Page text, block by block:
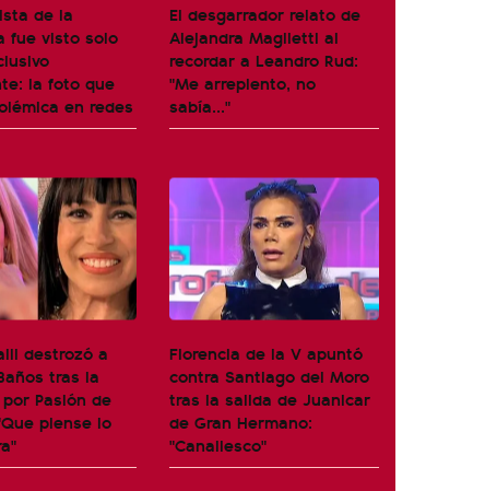
de la
fue visto solo
la foto que
en redes
El desgarrador relato de
Alejandra Maglietti al
recordar a Leandro Rud:
"Me arrepiento, no
sabía..."
destrozó a
tras la
Pasión de
piense lo
Florencia de la V apuntó
contra Santiago del Moro
tras la salida de Juanicar
de Gran Hermano:
"Canallesco"